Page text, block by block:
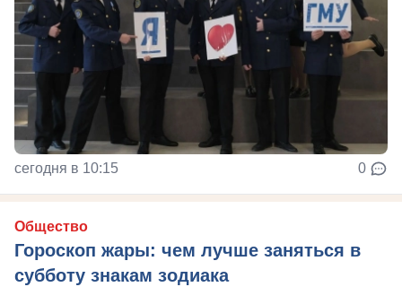
сегодня в 10:15 0
Общество
Гороскоп жары: чем лучше заняться в
субботу знакам зодиака